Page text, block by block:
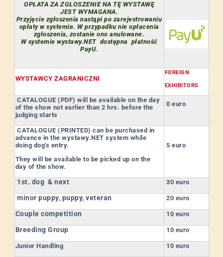
OPŁATA ZA ZGŁOSZENIE NA TĘ WYSTAWĘ
JEST WYMAGANA.
Przyjęcie zgłoszenia nastąpi po zarejestrowaniu
opłaty w systemie. W przypadku nie opłacenia
zgłoszenia, zostanie ono anulowane.
W systemie wystawy.NET dostępna płatność
PayU.
WYSTAWCY ZAGRANICZNI
FOREIGN
EXHIBITORS
CATALOGUE (PDF) will be available on the day
of the show not earlier than 2 hrs. before the
judging starts
0 euro
CATALOGUE (PRINTED) can be purchased in
advance in the wystawy.NET system while
doing dog's entry.
They will be available to be picked up on the
day of the show.
5 euro
1st. dog & next 30 euro
minor puppy, puppy, veteran 20 euro
Couple competition 10 euro
Breeding Group 10 euro
Junior Handling 10 euro